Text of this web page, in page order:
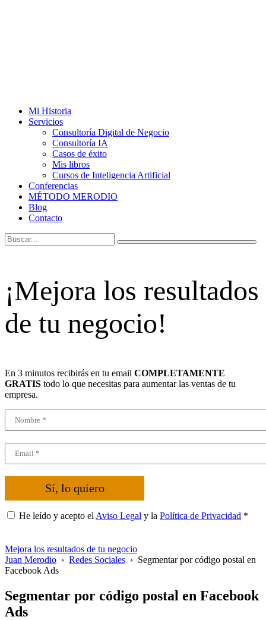
Mi Historia
Servicios
Consultoría Digital de Negocio
Consultoría IA
Casos de éxito
Mis libros
Cursos de Inteligencia Artificial
Conferencias
MÉTODO MERODIO
Blog
Contacto
¡Mejora los resultados
de tu negocio!
En 3 minutos recibirás en tu email COMPLETAMENTE
GRATIS todo lo que necesitas para aumentar las ventas de tu
empresa.
Sí, lo quiero
He leído y acepto el Aviso Legal y la Política de Privacidad *
Mejora los resultados de tu negocio
Juan Merodio › Redes Sociales › Segmentar por código postal en
Facebook Ads
Segmentar por código postal en Facebook
Ads